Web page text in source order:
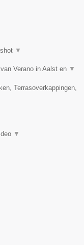
▼
Verano in Aalst en ▼
Terrasoverkappingen,
▼